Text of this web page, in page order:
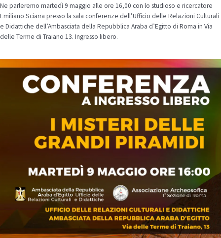
Ne parleremo martedì 9 maggio alle ore 16,00 con lo studioso e ricercatore
Emiliano Sciarra presso la sala conferenze dell’Ufficio delle Relazioni Culturali
e Didattiche dell’Ambasciata della Repubblica Araba d’Egitto di Roma in Via
delle Terme di Traiano 13. Ingresso libero.